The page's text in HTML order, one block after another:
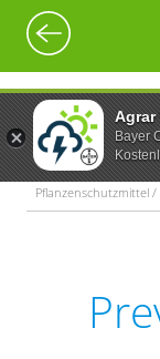
Agrar
Bayer
Pflanzenschutzmittel